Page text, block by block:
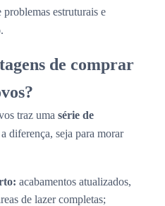
estruturais e
de comprar
traz uma série de
diferença, seja para morar
acabamentos atualizados,
de lazer completas;